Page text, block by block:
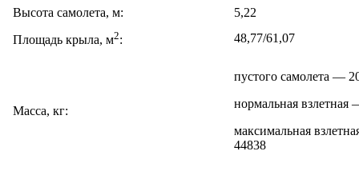
Высота самолета, м:
5,22
Площадь крыла, м2: 48,77/61,07
Масса, кг:
пустого самолета —
нормальная взлетная
максимальная
44838